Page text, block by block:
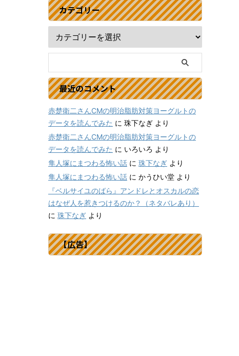
カテゴリー
最近のコメント
赤楚衛二さんCMの明治脂肪対策ヨーグルトの
データを読んでみた に 珠下なぎ より
赤楚衛二さんCMの明治脂肪対策ヨーグルトの
データを読んでみた に いろいろ より
隼人塚にまつわる怖い話 に 珠下なぎ より
隼人塚にまつわる怖い話 に かうひい堂 より
『ベルサイユのばら』アンドレとオスカルの恋
はなぜ人を惹きつけるのか？（ネタバレあり）
に 珠下なぎ より
【広告】